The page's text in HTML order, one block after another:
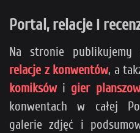
Portal, relacje i
Na stronie publikujemy
relacje z konwentów, a
komiksówi gier
konwentach w całej
galerie zdjęć i